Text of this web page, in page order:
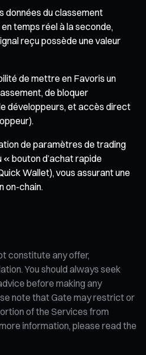
données du classement
temps réel à la seconde,
reçu possède une valeur
de mettre en Favoris un
de bloquer
développeurs, et accès direct
de paramètres de trading
bouton d’achat rapide
Wallet), vous assurant une
on-chain.
constitute any offer,
You should always seek
before making any
note that Gate may restrict or
of the Services from
information, please read the